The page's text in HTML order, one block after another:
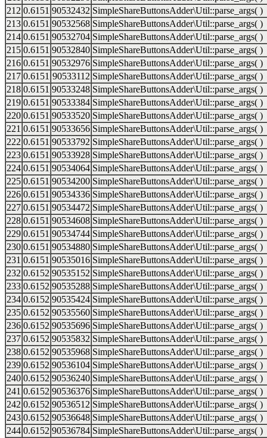
212 0.6151 90532432 SimpleShareButtonsAdder\Util::parse_args( )
213 0.6151 90532568 SimpleShareButtonsAdder\Util::parse_args( )
214 0.6151 90532704 SimpleShareButtonsAdder\Util::parse_args( )
215 0.6151 90532840 SimpleShareButtonsAdder\Util::parse_args( )
216 0.6151 90532976 SimpleShareButtonsAdder\Util::parse_args( )
217 0.6151 90533112 SimpleShareButtonsAdder\Util::parse_args( )
218 0.6151 90533248 SimpleShareButtonsAdder\Util::parse_args( )
219 0.6151 90533384 SimpleShareButtonsAdder\Util::parse_args( )
220 0.6151 90533520 SimpleShareButtonsAdder\Util::parse_args( )
221 0.6151 90533656 SimpleShareButtonsAdder\Util::parse_args( )
222 0.6151 90533792 SimpleShareButtonsAdder\Util::parse_args( )
223 0.6151 90533928 SimpleShareButtonsAdder\Util::parse_args( )
224 0.6151 90534064 SimpleShareButtonsAdder\Util::parse_args( )
225 0.6151 90534200 SimpleShareButtonsAdder\Util::parse_args( )
226 0.6151 90534336 SimpleShareButtonsAdder\Util::parse_args( )
227 0.6151 90534472 SimpleShareButtonsAdder\Util::parse_args( )
228 0.6151 90534608 SimpleShareButtonsAdder\Util::parse_args( )
229 0.6151 90534744 SimpleShareButtonsAdder\Util::parse_args( )
230 0.6151 90534880 SimpleShareButtonsAdder\Util::parse_args( )
231 0.6151 90535016 SimpleShareButtonsAdder\Util::parse_args( )
232 0.6152 90535152 SimpleShareButtonsAdder\Util::parse_args( )
233 0.6152 90535288 SimpleShareButtonsAdder\Util::parse_args( )
234 0.6152 90535424 SimpleShareButtonsAdder\Util::parse_args( )
235 0.6152 90535560 SimpleShareButtonsAdder\Util::parse_args( )
236 0.6152 90535696 SimpleShareButtonsAdder\Util::parse_args( )
237 0.6152 90535832 SimpleShareButtonsAdder\Util::parse_args( )
238 0.6152 90535968 SimpleShareButtonsAdder\Util::parse_args( )
239 0.6152 90536104 SimpleShareButtonsAdder\Util::parse_args( )
240 0.6152 90536240 SimpleShareButtonsAdder\Util::parse_args( )
241 0.6152 90536376 SimpleShareButtonsAdder\Util::parse_args( )
242 0.6152 90536512 SimpleShareButtonsAdder\Util::parse_args( )
243 0.6152 90536648 SimpleShareButtonsAdder\Util::parse_args( )
244 0.6152 90536784 SimpleShareButtonsAdder\Util::parse_args( )